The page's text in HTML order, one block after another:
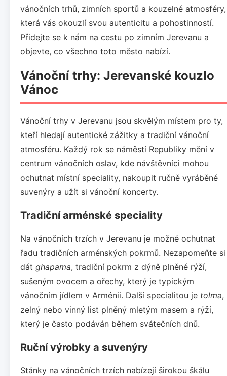
vánočních trhů, zimních sportů a kouzelné atmosféry,
která vás okouzlí svou autenticitu a pohostinností.
Přidejte se k nám na cestu po zimním Jerevanu a
objevte, co všechno toto město nabízí.
Vánoční trhy: Jerevanské kouzlo
Vánoc
Vánoční trhy v Jerevanu jsou skvělým místem pro ty,
kteří hledají autentické zážitky a tradiční vánoční
atmosféru. Každý rok se náměstí Republiky mění v
centrum vánočních oslav, kde návštěvníci mohou
ochutnat místní speciality, nakoupit ručně vyráběné
suvenýry a užít si vánoční koncerty.
Tradiční arménské speciality
Na vánočních trzích v Jerevanu je možné ochutnat
řadu tradičních arménských pokrmů. Nezapomeňte si
dát ghapama, tradiční pokrm z dýně plněné rýží,
sušeným ovocem a ořechy, který je typickým
vánočním jídlem v Arménii. Další specialitou je tolma,
zelný nebo vinný list plněný mletým masem a rýží,
který je často podáván během svátečních dnů.
Ruční výrobky a suvenýry
Stánky na vánočních trzích nabízejí širokou škálu